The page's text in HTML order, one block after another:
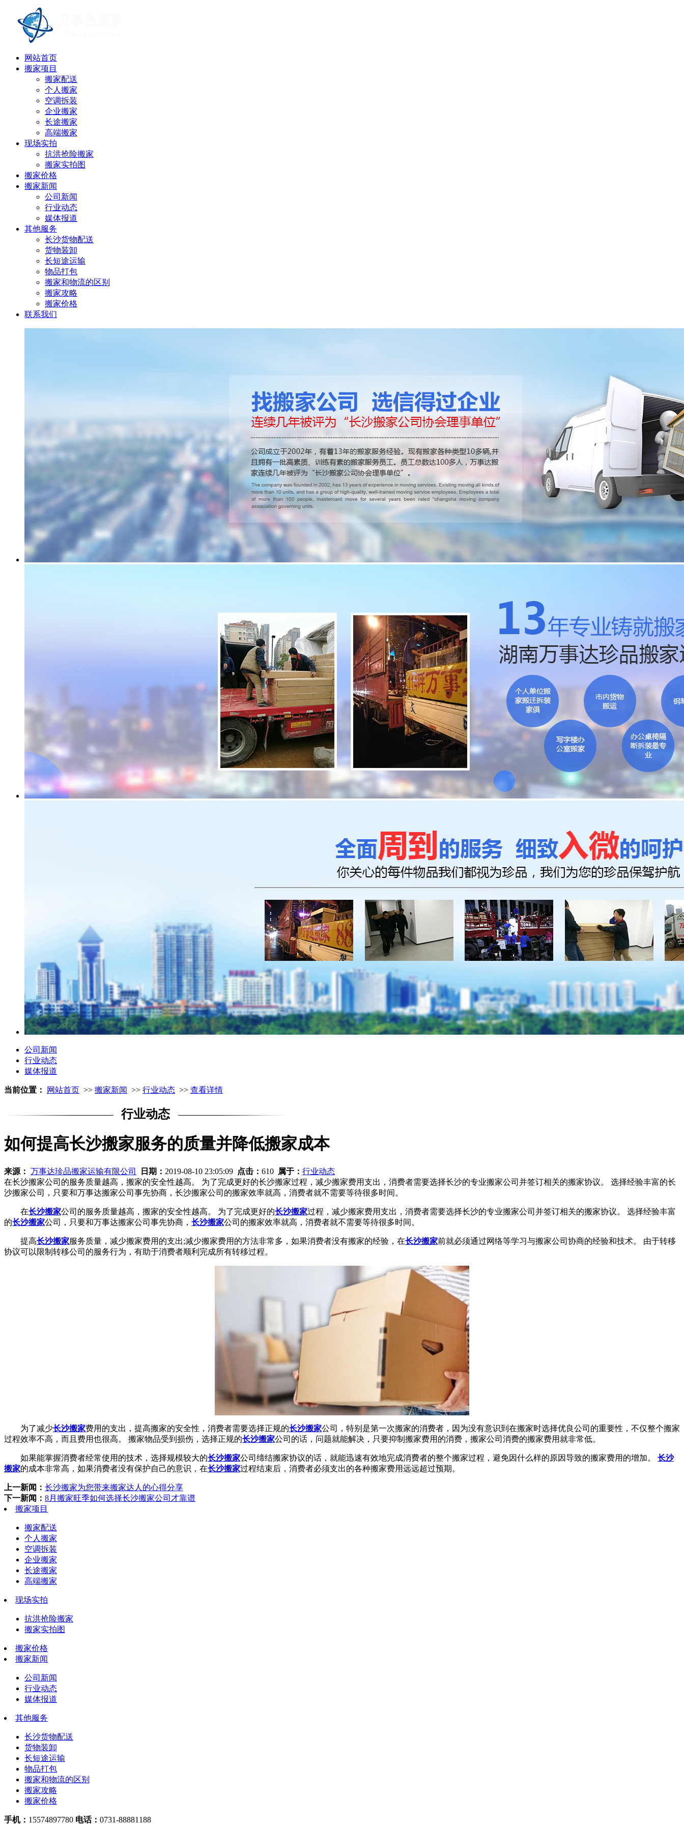
网站首页
搬家项目
搬家配送
个人搬家
空调拆装
企业搬家
长途搬家
高端搬家
现场实拍
抗洪抢险搬家
搬家实拍图
搬家价格
搬家新闻
公司新闻
行业动态
媒体报道
其他服务
长沙货物配送
货物装卸
长短途运输
物品打包
搬家和物流的区别
搬家攻略
搬家价格
联系我们
公司新闻
行业动态
媒体报道
当前位置： 网站首页 >> 搬家新闻 >> 行业动态 >> 查看详情
行业动态
如何提高长沙搬家服务的质量并降低搬家成本
来源： 万事达珍品搬家运输有限公司 日期： 2019-08-10 23:05:09 点击： 610 属于： 行业动态
在长沙搬家公司的服务质量越高，搬家的安全性越高。 为了完成更好的长沙搬家过程，减少搬家费用支出，消费者需要选择长沙的专业搬家公司并签订相关的搬家协议。 选择经验丰富的长
沙搬家公司，只要和万事达搬家公司事先协商，长沙搬家公司的搬家效率就高，消费者就不需要等待很多时间。
在长沙搬家公司的服务质量越高，搬家的安全性越高。 为了完成更好的长沙搬家过程，减少搬家费用支出，消费者需要选择长沙的专业搬家公司并签订相关的搬家协议。 选择经验丰富
的长沙搬家公司，只要和万事达搬家公司事先协商， 长沙搬家公司的搬家效率就高，消费者就不需要等待很多时间。
提高长沙搬家服务质量，减少搬家费用的支出;减少搬家费用的方法非常多，如果消费者没有搬家的经验，在长沙搬家前就必须通过网络等学习与搬家公司协商的经验和技术。 由于转移
协议可以限制转移公司的服务行为，有助于消费者顺利完成所有转移过程。
为了减少长沙搬家费用的支出，提高搬家的安全性，消费者需要选择正规的长沙搬家公司，特别是第一次搬家的消费者，因为没有意识到在搬家时选择优良公司的重要性，不仅整个搬家
过程效率不高，而且费用也很高。 搬家物品受到损伤，选择正规的长沙搬家公司的话，问题就能解决，只要抑制搬家费用的消费，搬家公司消费的搬家费用就非常低。
如果能掌握消费者经常使用的技术，选择规模较大的长沙搬家公司缔结搬家协议的话，就能迅速有效地完成消费者的整个搬家过程，避免因什么样的原因导致的搬家费用的增加。 长沙
搬家的成本非常高，如果消费者没有保护自己的意识，在长沙搬家过程结束后，消费者必须支出的各种搬家费用远远超过预期。
上一新闻： 长沙搬家为您带来搬家达人的心得分享
下一新闻： 8月搬家旺季如何选择长沙搬家公司才靠谱
搬家项目
搬家配送
个人搬家
空调拆装
企业搬家
长途搬家
高端搬家
现场实拍
抗洪抢险搬家
搬家实拍图
搬家价格
搬家新闻
公司新闻
行业动态
媒体报道
其他服务
长沙货物配送
货物装卸
长短途运输
物品打包
搬家和物流的区别
搬家攻略
搬家价格
手机： 15574897780 电话： 0731-88881188